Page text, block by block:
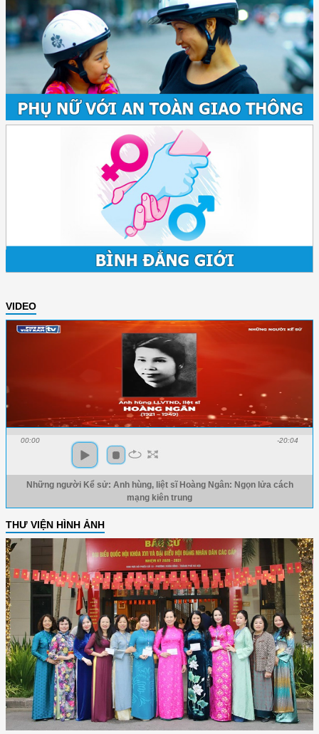
VIDEO
00:00 -20:04
Những người Kể sử: Anh hùng, liệt sĩ Hoàng Ngân: Ngọn lửa cách
mạng kiên trung
THƯ VIỆN HÌNH ẢNH